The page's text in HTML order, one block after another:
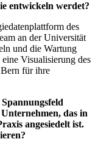
entwickeln werdet?
des
an der Universität
und die Wartung
Visualisierung des
für ihre
das in
angesiedelt ist.